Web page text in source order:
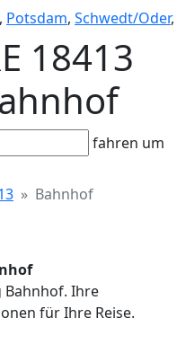
, Potsdam, Schwedt/Oder,
18413
fahren um
Bahnhof
Bahnhof. Ihre
für Ihre Reise.